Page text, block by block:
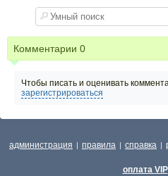
Комментарии 0
Чтобы писать и оценивать
зарегистрироваться
администрация | правила | справка |
оплата VIP